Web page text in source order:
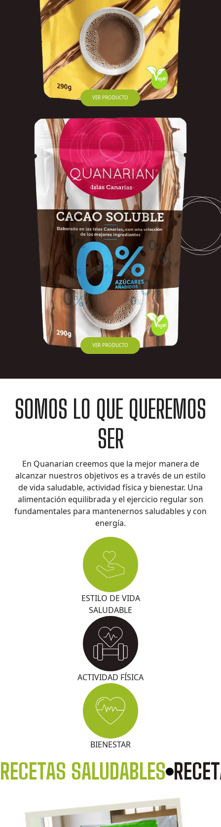
VER PRODUCTO
VER PRODUCTO
SOMOS LO QUE QUEREMOS
SER
En Quanarian creemos que la mejor manera de
alcanzar nuestros objetivos es a través de un estilo
de vida saludable, actividad física y bienestar. Una
alimentación equilibrada y el ejercicio regular son
fundamentales para mantenernos saludables y con
energía.
ESTILO DE VIDA
SALUDABLE
ACTIVIDAD FÍSICA
BIENESTAR
RECETAS SALUDABLES